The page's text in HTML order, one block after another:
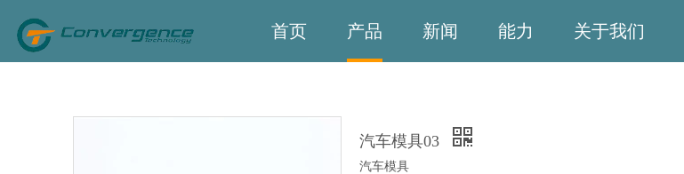
首页 产品 新闻 能力 关于我们
汽车模具03
汽车模具